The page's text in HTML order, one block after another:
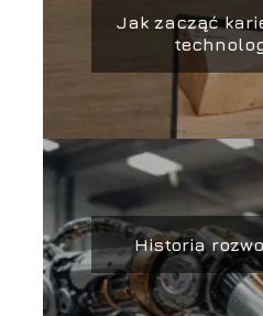
Jak zacząć
Historia